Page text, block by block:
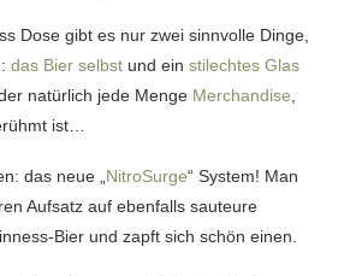
Dose gibt es nur zwei sinnvolle Dinge,
das Bier selbst und ein stilechtes Glas
natürlich jede Menge Merchandise
ist…
das neue „ NitroSurge“ System! Man
Aufsatz auf ebenfalls sauteure
Bier und zapft sich schön einen.